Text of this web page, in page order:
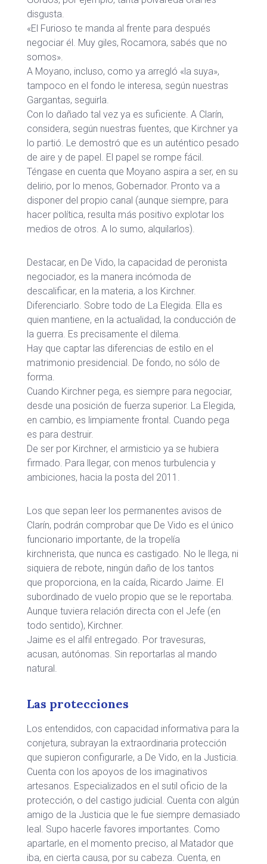
disgusta.
«El Furioso te manda al frente para después
negociar él. Muy giles, Rocamora, sabés que no
somos».
A Moyano, incluso, como ya arregló «la suya»,
tampoco en el fondo le interesa, según nuestras
Gargantas, seguirla.
Con lo dañado tal vez ya es suficiente. A Clarín,
considera, según nuestras fuentes, que Kirchner ya
lo partió. Le demostró que es un auténtico pesado
de aire y de papel. El papel se rompe fácil.
Téngase en cuenta que Moyano aspira a ser, en su
delirio, por lo menos, Gobernador. Pronto va a
disponer del propio canal (aunque siempre, para
hacer política, resulta más positivo explotar los
medios de otros. A lo sumo, alquilarlos).
Destacar, en De Vido, la capacidad de peronista
negociador, es la manera incómoda de
descalificar, en la materia, a los Kirchner.
Diferenciarlo. Sobre todo de La Elegida. Ella es
quien mantiene, en la actualidad, la conducción de
la guerra. Es precisamente el dilema.
Hay que captar las diferencias de estilo en el
matrimonio presidencial. De fondo, no sólo de
forma.
Cuando Kirchner pega, es siempre para negociar,
desde una posición de fuerza superior. La Elegida,
en cambio, es limpiamente frontal. Cuando pega
es para destruir.
De ser por Kirchner, el armisticio ya se hubiera
firmado. Para llegar, con menos turbulencia y
ambiciones, hacia la posta del 2011.
Los que sepan leer los permanentes avisos de
Clarín, podrán comprobar que De Vido es el único
funcionario importante, de la tropelía
kirchnerista, que nunca es castigado. No le llega, ni
siquiera de rebote, ningún daño de los tantos
que proporciona, en la caída, Ricardo Jaime. El
subordinado de vuelo propio que se le reportaba.
Aunque tuviera relación directa con el Jefe (en
todo sentido), Kirchner.
Jaime es el alfil entregado. Por travesuras,
acusan, autónomas. Sin reportarlas al mando
natural.
Las protecciones
Los entendidos, con capacidad informativa para la
conjetura, subrayan la extraordinaria protección
que supieron configurarle, a De Vido, en la Justicia.
Cuenta con los apoyos de los imaginativos
artesanos. Especializados en el sutil oficio de la
protección, o del castigo judicial. Cuenta con algún
amigo de la Justicia que le fue siempre demasiado
leal. Supo hacerle favores importantes. Como
apartarle, en el momento preciso, al Matador que
iba, en cierta causa, por su cabeza. Cuenta, en